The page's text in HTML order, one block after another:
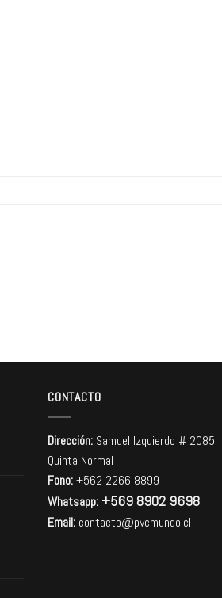
CONTACTO
Dirección: Samuel Izquierdo # 2085
Quinta Normal
Fono:+562 2266 8899
Whatsapp: +569 8902 9698
Email: contacto@pvcmundo.cl